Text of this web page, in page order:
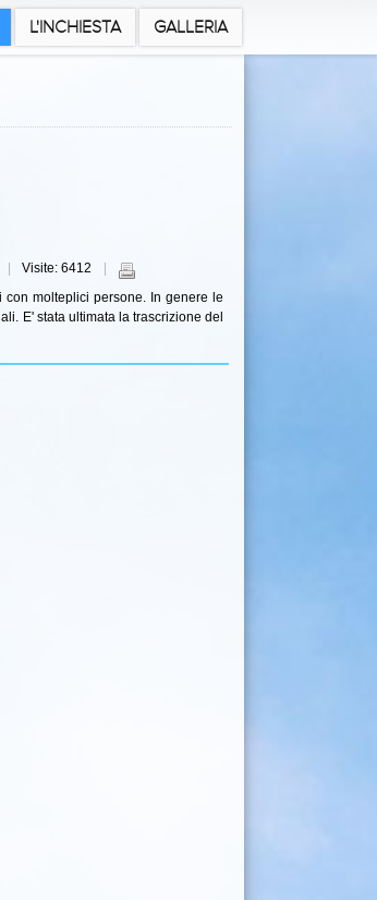
L'INCHIESTA GALLERIA
Visite: 6412
molteplici persone. In genere le
E' stata ultimata la trascrizione del